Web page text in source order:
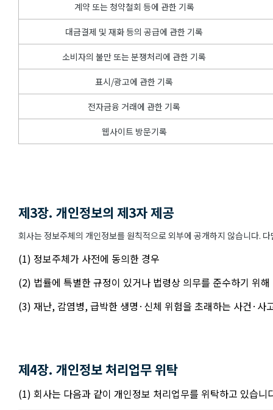
계약 또는 청약철회 등에 관한 기록
대금결제 및 재화 등의 공급에 관한 기록
소비자의 불만 또는 분쟁처리에 관한 기록
표시/광고에 관한 기록
전자금융 거래에 관한 기록
웹사이트 방문기록
제3장. 개인정보의 제3자 제공
회사는 정보주체의 개인정보를 원칙적으로 외부에 공개하지 않습니다.
(1) 정보주체가 사전에 동의한 경우
(2) 법률에 특별한 규정이 있거나 법령상 의무를 준수하기 위
(3) 재난, 감염병, 급박한 생명·신체 위험을 초래하는 사건·사
제4장. 개인정보 처리업무 위탁
(1) 회사는 다음과 같이 개인정보 처리업무를 위탁하고 있습니